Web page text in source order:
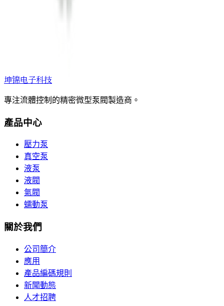
坤锦电子科技
專注流體控制的精密微型泵閥製造商。
產品中心
壓力泵
真空泵
液泵
液閥
氣閥
蠕動泵
關於我們
公司簡介
應用
產品編碼規則
新聞動態
人才招聘